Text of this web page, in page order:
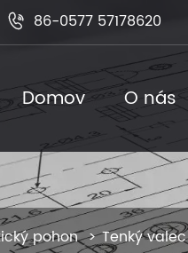
 86-0577 57178620
Domov O nás
pohon Tenký valec